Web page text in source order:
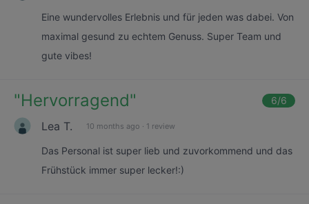
Eine wundervolles Erlebnis und für jeden was dabei. Von
maximal gesund zu echtem Genuss. Super Team und
gute vibes!
"Hervorragend" 6/6
Lea T. 10 months ago · 1 review
Das Personal ist super lieb und zuvorkommend und das
Frühstück immer super lecker!:)